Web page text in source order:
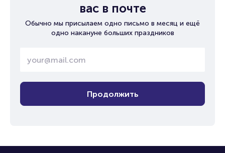
вас в почте
Обычно мы присылаем одно письмо в месяц и ещё
одно накануне больших праздников
Продолжить